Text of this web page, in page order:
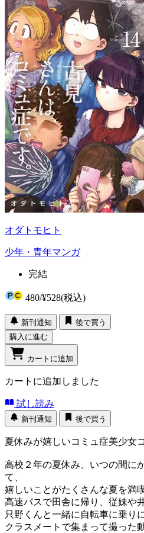
オダトモヒト
少年・青年マンガ
完結
480/¥528(税込)
新刊通知
後で買う
購入に進む
カートに追加
カートに追加しました
試し読み
新刊通知 後で買う
夏休みが嬉しいコミュ症美少女
高校２年の夏休み、いつの間に
て、
嬉しいことがたくさんな夏を満
高速バスで田舎に帰り、従妹や
只野くんと一緒に自転車に乗りに
クラスメートで集まって撮った